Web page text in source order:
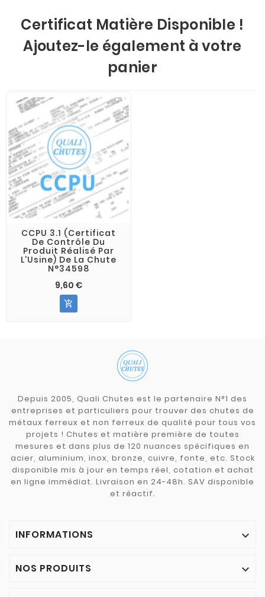
Certificat Matière Disponible !
Ajoutez-le également à votre
panier
CCPU 3.1 (Certificat
De Contrôle Du
Produit Réalisé Par
L'Usine) De La Chute
N°34598
9,60 €

Depuis 2005, Quali Chutes est le partenaire N°1 des
entreprises et particuliers pour trouver des chutes de
métaux ferreux et non ferreux de qualité pour tous vos
projets ! Chutes et matière première de toutes
mesures et dans plus de 120 nuances spécifiques en
acier, aluminium, inox, bronze, cuivre, fonte, etc. Stock
disponible mis à jour en temps réel, cotation et achat
en ligne immédiat. Livraison en 24-48h. SAV disponible
et réactif.
INFORMATIONS 
NOS PRODUITS 